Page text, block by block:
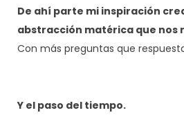
De ahí parte mi inspiración
abstracción matérica que nos
Con más preguntas que
Y el paso del tiempo.